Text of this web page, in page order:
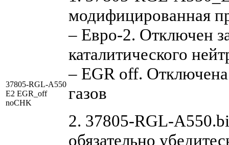
37805-RGL-A550
E2 EGR_off
noCHK
модифицированная
– Евро-2. Отключен
каталитического
– EGR off.
газов
2. 37805-RGL-
обязательно